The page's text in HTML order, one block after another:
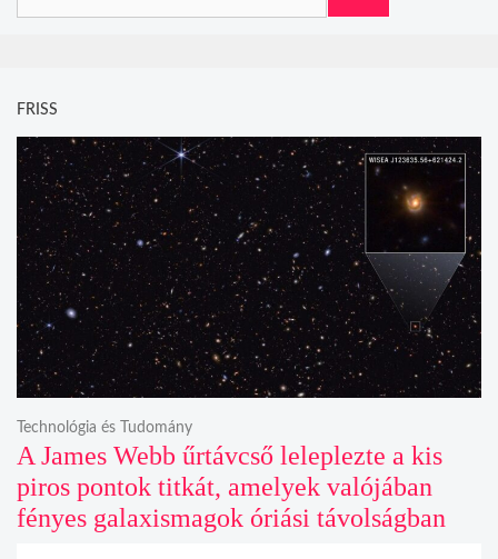
FRISS
A James Webb űrtávcső leleplezte a kis
piros pontok titkát, amelyek valójában
fényes galaxismagok óriási távolságban
Technológia és Tudomány